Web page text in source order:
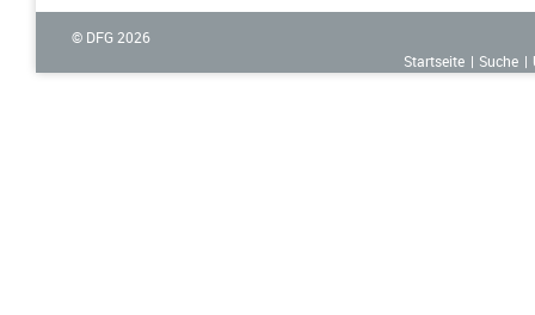
© DFG 2026
Startseite
Suche